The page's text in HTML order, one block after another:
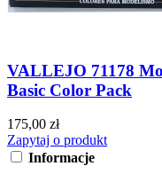
VALLEJO 71178
Basic Color Pack
175,00 zł
Zapytaj o produkt
Informacje